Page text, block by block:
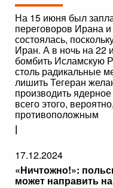
На 15 июня был
переговоров Ирана
состоялась,
Иран. А в ночь на 22
бомбить Исламскую
столь радикальные
лишить Тегеран
производить
всего этого,
противоположным
|
17.12.2024
«Ничтожно!»:
может направить